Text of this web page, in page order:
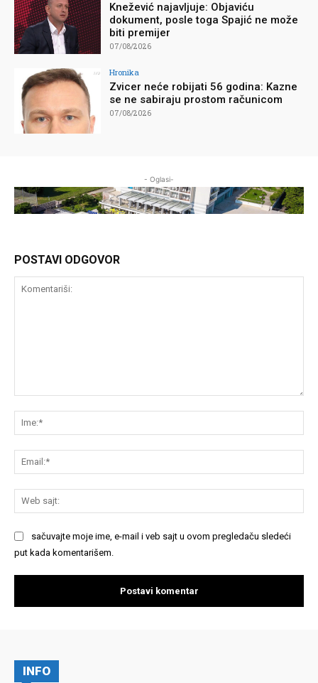
Knežević najavljuje: Objaviću
dokument, posle toga Spajić ne može
biti premijer
07/08/2026
Hronika
Zvicer neće robijati 56 godina: Kazne
se ne sabiraju prostom računicom
07/08/2026
- Oglasi-
POSTAVI ODGOVOR
sačuvajte moje ime, e-mail i veb sajt u ovom pregledaču sledeći
put kada komentarišem.
INFO